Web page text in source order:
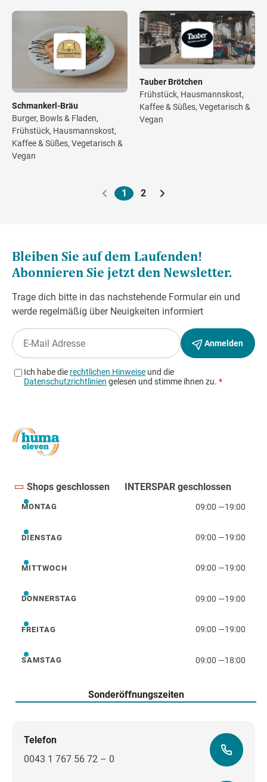
Schmankerl-Bräu
Burger, Bowls & Fladen,
Frühstück, Hausmannskost,
Kaffee & Süßes, Vegetarisch &
Vegan
Tauber Brötchen
Frühstück, Hausmannskost,
Kaffee & Süßes, Vegetarisch &
Vegan
Paginierung
1 2
Shops geschlossen INTERSPAR geschlossen
Montag
MONTAG 09:00 —19:00
Dienstag
DIENSTAG 09:00 —19:00
Mittwoch
MITTWOCH 09:00 —19:00
Donnerstag
DONNERSTAG 09:00 —19:00
Freitag
FREITAG 09:00 —19:00
Samstag
SAMSTAG 09:00 —18:00
Sonderöffnungszeiten
Telefon
0043 1 767 56 72 – 0